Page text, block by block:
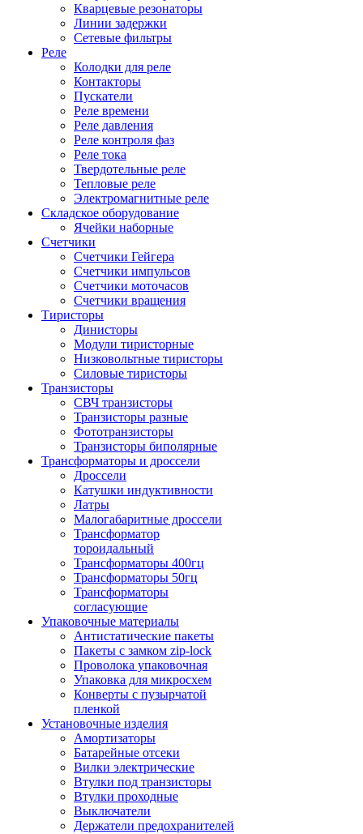
Кварцевые резонаторы
Линии задержки
Сетевые фильтры
Реле
Колодки для реле
Контакторы
Пускатели
Реле времени
Реле давления
Реле контроля фаз
Реле тока
Твердотельные реле
Тепловые реле
Электромагнитные реле
Складское оборудование
Ячейки наборные
Счетчики
Счетчики Гейгера
Счетчики импульсов
Счетчики моточасов
Счетчики вращения
Тиристоры
Динисторы
Модули тиристорные
Низковольтные тиристоры
Силовые тиристоры
Транзисторы
СВЧ транзисторы
Транзисторы разные
Фототранзисторы
Транзисторы биполярные
Трансформаторы и дроссели
Дроссели
Катушки индуктивности
Латры
Малогабаритные дроссели
Трансформатор
тороидальный
Трансформаторы 400гц
Трансформаторы 50гц
Трансформаторы
согласующие
Упаковочные материалы
Антистатические пакеты
Пакеты с замком zip-lock
Проволока упаковочная
Упаковка для микросхем
Конверты с пузырчатой
пленкой
Установочные изделия
Амортизаторы
Батарейные отсеки
Вилки электрические
Втулки под транзисторы
Втулки проходные
Выключатели
Держатели предохранителей